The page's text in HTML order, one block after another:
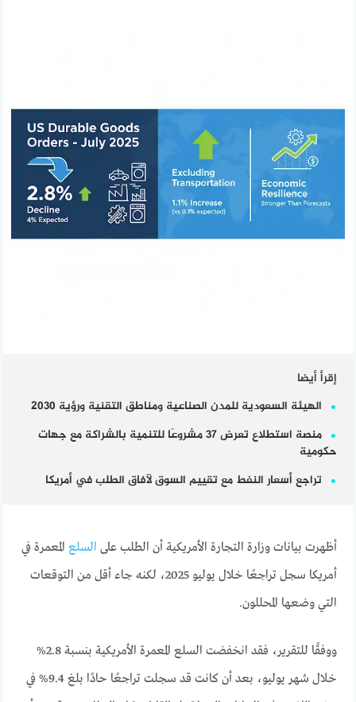
إقرأ أيضا
الهيئة السعودية للمدن الصناعية ومناطق التقنية ورؤية 2030
منصة استطلاع تعرض 37 مشروعًا للتنمية بالشراكة مع جهات
حكومية
تراجع أسعار النفط مع تقييم السوق لآفاق الطلب في أمريكا
أظهرت بيانات وزارة التجارة الأمريكية أن الطلب على السلع المعمرة في
أمريكا سجل تراجعًا خلال يوليو 2025، لكنه جاء أقل من التوقعات
التي وضعها المحللون.
ووفقًا للتقرير، فقد انخفضت السلع المعمرة الأمريكية بنسبة 2.8%
خلال شهر يوليو، بعد أن كانت قد سجلت تراجعًا حادًا بلغ 9.4% في